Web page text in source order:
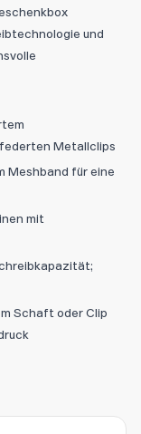
und
Metallclips
Meshband für eine
mit
Schaft oder Clip